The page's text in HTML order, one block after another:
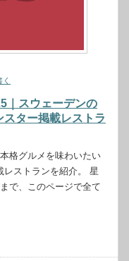
｜スウェーデンの
ター掲載レストラ
格グルメを味わいたい
レストランを紹介。 星
で、このページで全て